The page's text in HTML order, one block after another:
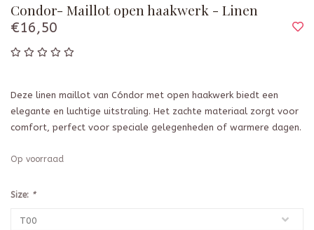
Condor- Maillot open haakwerk - Linen
€16,50
Deze linen maillot van Cóndor met open haakwerk biedt een
elegante en luchtige uitstraling. Het zachte materiaal zorgt voor
comfort, perfect voor speciale gelegenheden of warmere dagen.
Op voorraad
Size: *